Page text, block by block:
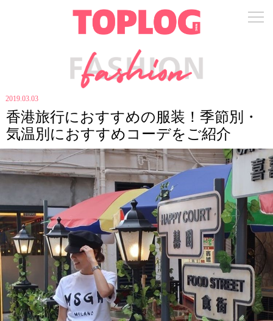
2019.03.03
香港旅行におすすめの服装！季節別・
気温別におすすめコーデをご紹介